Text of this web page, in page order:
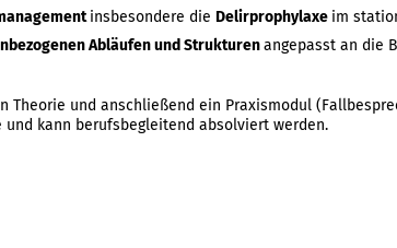
insbesondere die Delirprophylaxe im
Abläufen und Strukturenangepasst an die
Theorie und anschließend ein Praxismodul
kann berufsbegleitend absolviert werden.